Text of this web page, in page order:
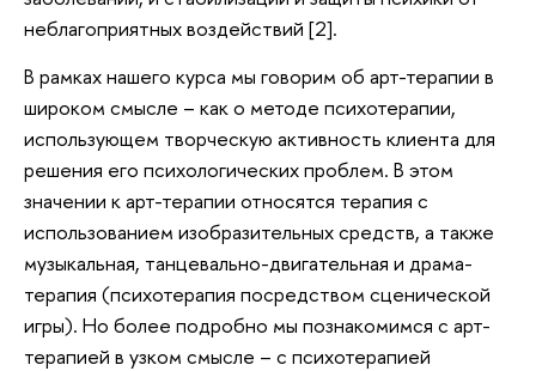
неблагоприятных воздействий [2].
В рамках нашего курса мы говорим об арт-терапии в
широком смысле – как о методе психотерапии,
использующем творческую активность клиента для
решения его психологических проблем. В этом
значении к арт-терапии относятся терапия с
использованием изобразительных средств, а также
музыкальная, танцевально-двигательная и драма-
терапия (психотерапия посредством сценической
игры). Но более подробно мы познакомимся с арт-
терапией в узком смысле – с психотерапией